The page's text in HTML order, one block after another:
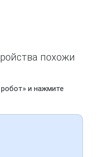
похожи
и нажмите